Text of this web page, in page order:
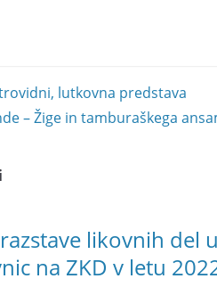
lutkovna predstava
– Žige in tamburaškega
likovnih del
na ZKD v letu